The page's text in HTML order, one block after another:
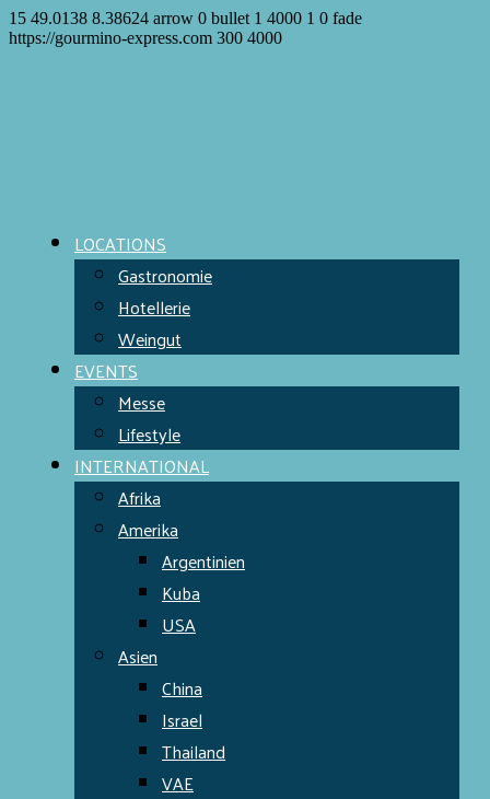
15 49.0138 8.38624 arrow 0 bullet 1 4000 1 0 fade
https://gourmino-express.com 300 4000
LOCATIONS
Gastronomie
Hotellerie
Weingut
EVENTS
Messe
Lifestyle
INTERNATIONAL
Afrika
Amerika
Argentinien
Kuba
USA
Asien
China
Israel
Thailand
VAE